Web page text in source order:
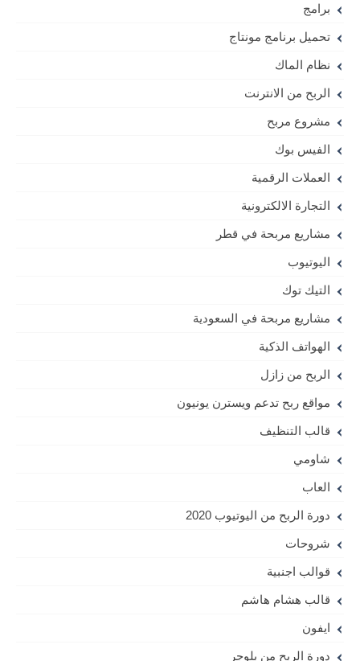
برامج
تحميل برنامج مونتاج
نظام الماك
الربح من الانترنت
مشروع مربح
الفيس بوك
العملات الرقمية
التجارة الالكترونية
مشاريع مربحة في قطر
اليوتيوب
التيك توك
مشاريع مربحة في السعودية
الهواتف الذكية
الربح من زازل
مواقع ربح تدعم ويسترن يونيون
قالب التنظيف
شاومي
العاب
دورة الربح من اليوتيوب 2020
شروحات
قوالب اجنبية
قالب هشام هاشم
ايفون
دورة الربح من بلوجر